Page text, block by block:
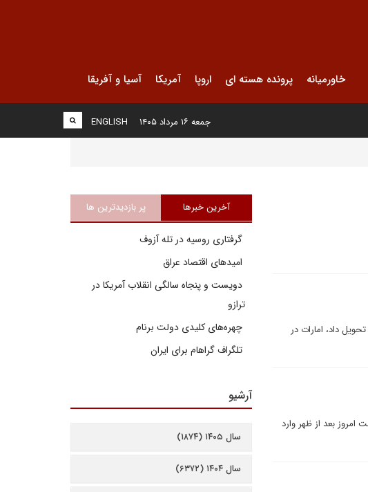
خاورمیانه پرونده هسته ای اروپا آمریکا آسیا و آفریقا
ENGLISH جمعه ۱۶ مرداد ۱۴۰۵
به کنگره تحویل داد، امارات در
بعد از ظهر وارد
آخرین خبرها پر بازدیدترین ها
گرفتاری روسیه در تله آزوف
امیدهای اقتصاد عراق
دویست و پنجاه سالگی انقلاب آمریکا در
ترازو
چهره‌های کلیدی دولت برنام
تلگراف گراهام برای ایران
آرشیو
سال ۱۴۰۵ (۱۸۷۴)
سال ۱۴۰۴ (۶۳۷۲)